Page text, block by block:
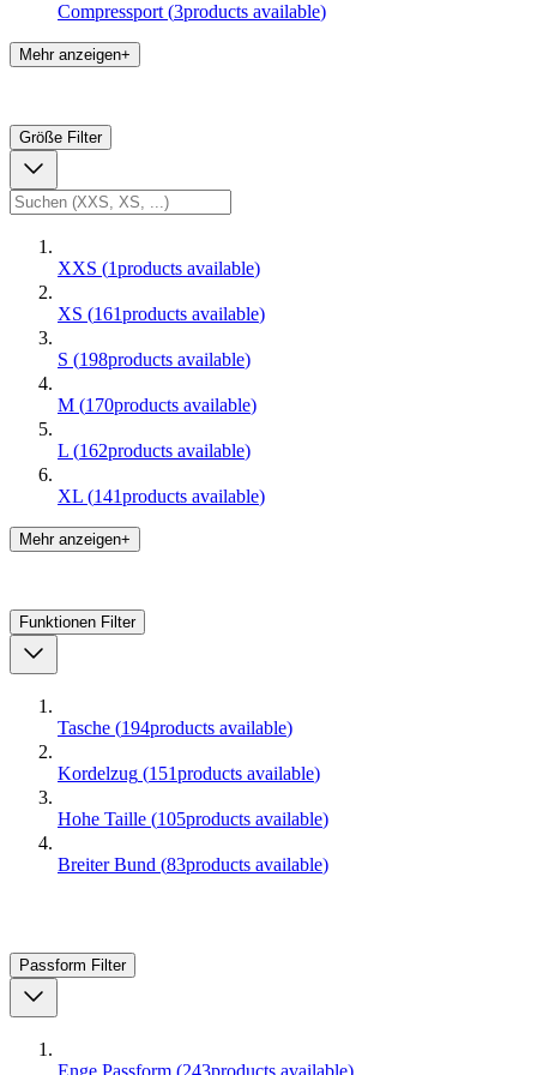
Compressport (3products available)
Mehr anzeigen+
Größe Filter
XXS (1products available)
XS (161products available)
S (198products available)
M (170products available)
L (162products available)
XL (141products available)
Mehr anzeigen+
Funktionen Filter
Tasche (194products available)
Kordelzug (151products available)
Hohe Taille (105products available)
Breiter Bund (83products available)
Passform Filter
Enge Passform (243products available)